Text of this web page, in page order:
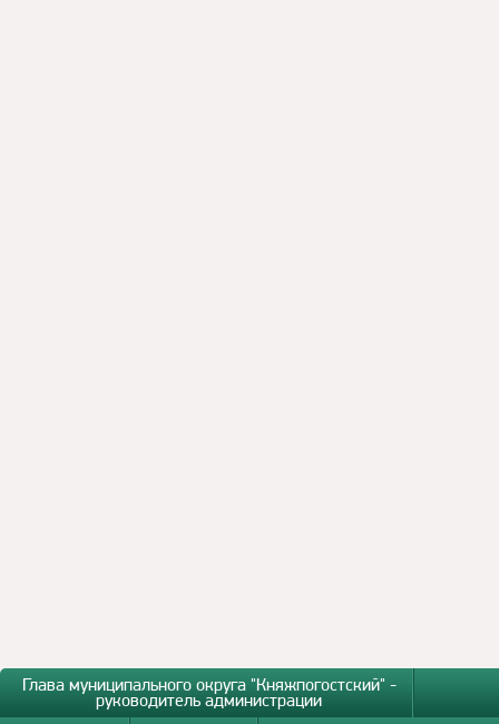
Глава муниципального округа "Княжпогостский" -
руководитель администрации